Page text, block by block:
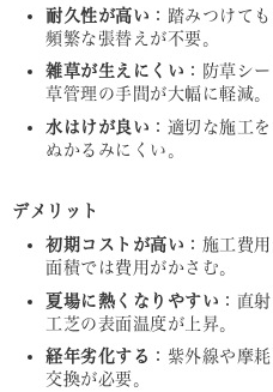
耐久性が高い ：踏みつけて
頻繁な張替えが不要。
雑草が生えにくい ：防草シ
草管理の手間が大幅に軽減。
水はけが良い ：適切な施工
ぬかるみにくい。
デメリット
初期コストが高い ：施工費
面積では費用がかさむ。
夏場に熱くなりやすい ：直
工芝の表面温度が上昇。
経年劣化する ：紫外線や摩
交換が必要。